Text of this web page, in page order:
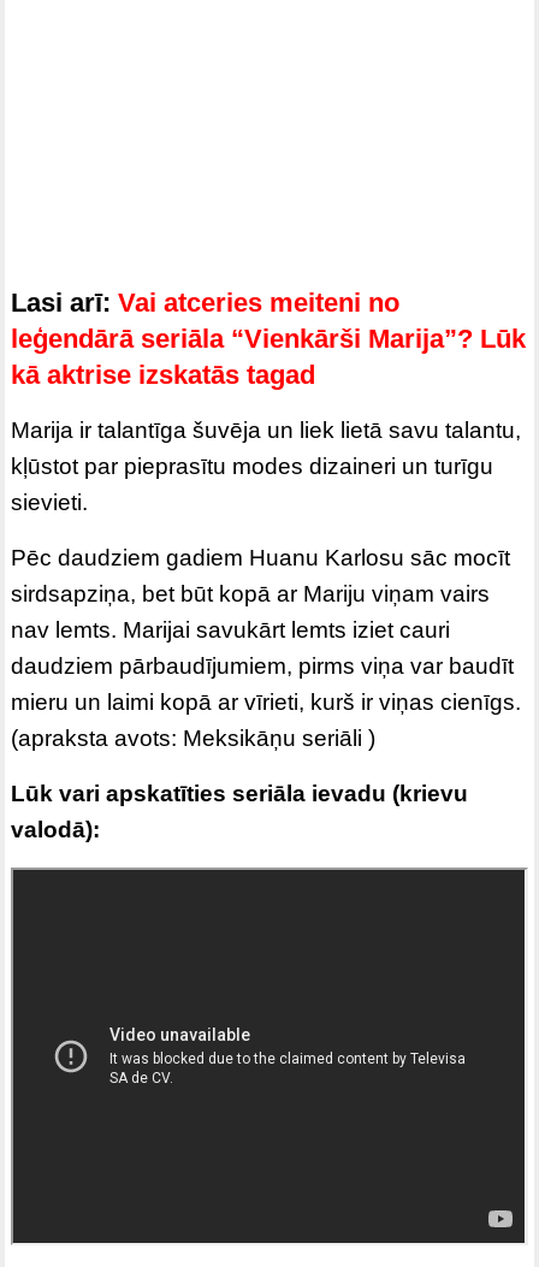
Lasi arī:Vai atceries meiteni no
leģendārā seriāla “Vienkārši Marija”? Lūk
kā aktrise izskatās tagad
Marija ir talantīga šuvēja un liek lietā savu talantu,
kļūstot par pieprasītu modes dizaineri un turīgu
sievieti.
Pēc daudziem gadiem Huanu Karlosu sāc mocīt
sirdsapziņa, bet būt kopā ar Mariju viņam vairs
nav lemts. Marijai savukārt lemts iziet cauri
daudziem pārbaudījumiem, pirms viņa var baudīt
mieru un laimi kopā ar vīrieti, kurš ir viņas cienīgs.
(apraksta avots: Meksikāņu seriāli )
Lūk vari apskatīties seriāla ievadu (krievu
valodā):